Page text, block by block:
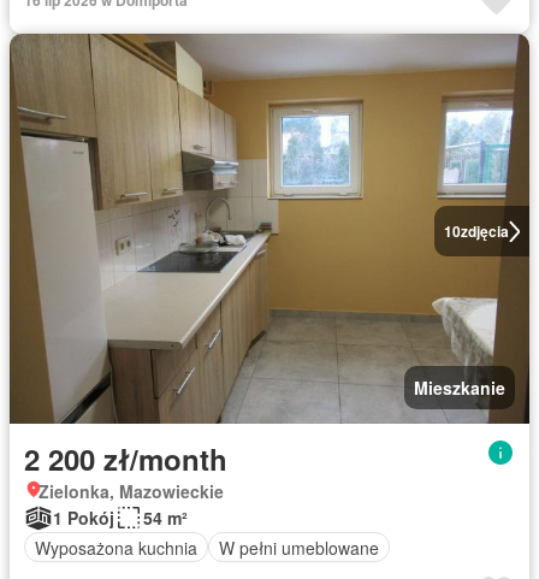
10zdjęcia
Mieszkanie
2 200 zł/month
Zielonka, Mazowieckie
1 Pokój
54 m²
Wyposażona kuchnia
W pełni umeblowane